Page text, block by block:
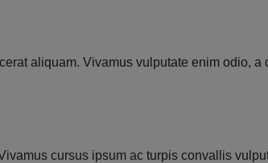
aliquam. Vivamus vulputate enim odio,
cursus ipsum ac turpis convallis